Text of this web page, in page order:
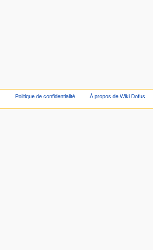
Politique de confidentialité À propos de Wiki Dofus